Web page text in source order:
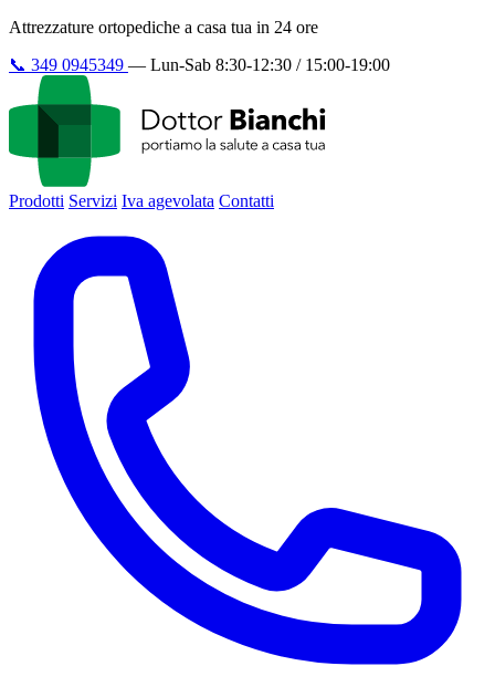
Attrezzature ortopediche a casa tua in 24 ore
📞 349 0945349 — Lun-Sab 8:30-12:30 / 15:00-19:00
Prodotti Servizi Iva agevolata Contatti